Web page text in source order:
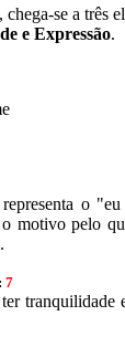
se a três
e Expressão.
o
motivo pelo
7
tranquilidade